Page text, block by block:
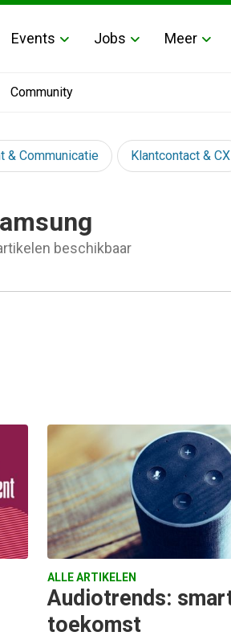
Events Jobs Meer
Community
& Communicatie Klantcontact & CX
beschikbaar
ALLE ARTIKELEN
Audiotrends:
toekomst